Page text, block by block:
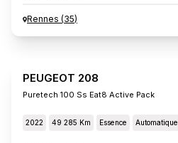
Rennes (35)
PEUGEOT 208
Puretech 100 Ss Eat8 Active Pack
2022 49 285 Km Essence Automatique